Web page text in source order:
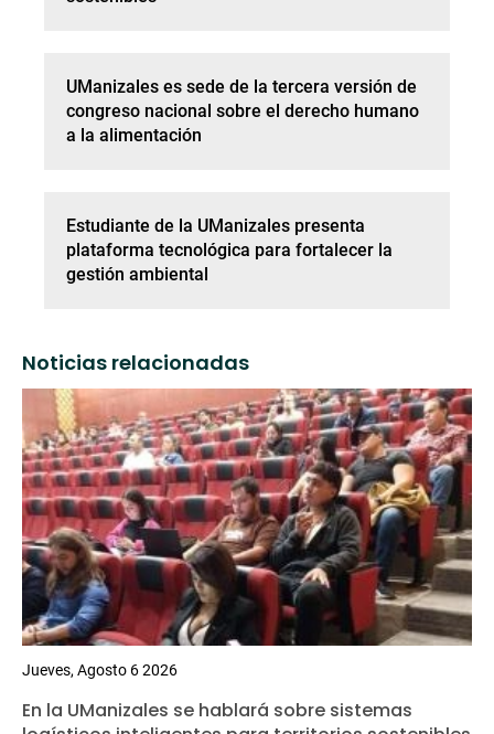
UManizales es sede de la tercera versión de
congreso nacional sobre el derecho humano
a la alimentación
Estudiante de la UManizales presenta
plataforma tecnológica para fortalecer la
gestión ambiental
Noticias relacionadas
Jueves, Agosto 6 2026
En la UManizales se hablará sobre sistemas